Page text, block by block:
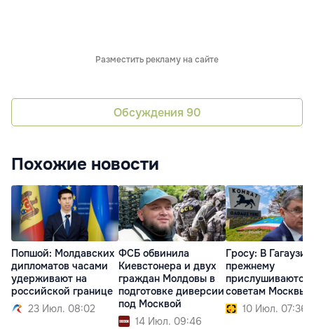
Разместить рекламу на сайте
Обсуждения 90
Похожие новости
Попшой: Молдавских
дипломатов часами
удерживают на
российской границе
23 Июл. 08:02
ФСБ обвинила
Киевстонера и двух
граждан Молдовы в
подготовке диверсии
под Москвой
14 Июл. 09:46
Гросу: В
прежнему
прислушиваются
советам Москвы
10 Июл. 07:36